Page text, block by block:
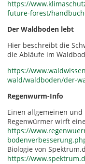
https://
future-forest/
Der Waldboden lebt
Hier beschreibt die
die Abläufe im
https://
wald/waldboden/der-
Regenwurm-Info
Einen allgemeinen
Regenwürmer wirft
https://
Biologie von
https://